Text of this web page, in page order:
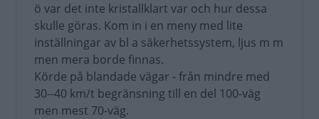
ö var det inte kristallklart var och hur dessa
skulle göras. Kom in i en meny med lite
inställningar av bl a säkerhetssystem, ljus m m
men mera borde finnas.
Körde på blandade vägar - från mindre med
30--40 km/t begränsning till en del 100-väg
men mest 70-väg.